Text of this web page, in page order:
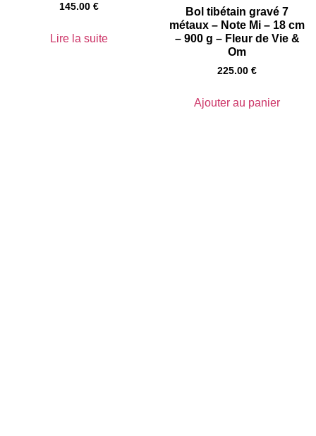
145.00 €
Lire la suite
Bol tibétain gravé 7
métaux – Note Mi – 18 cm
– 900 g – Fleur de Vie &
Om
225.00 €
Ajouter au panier